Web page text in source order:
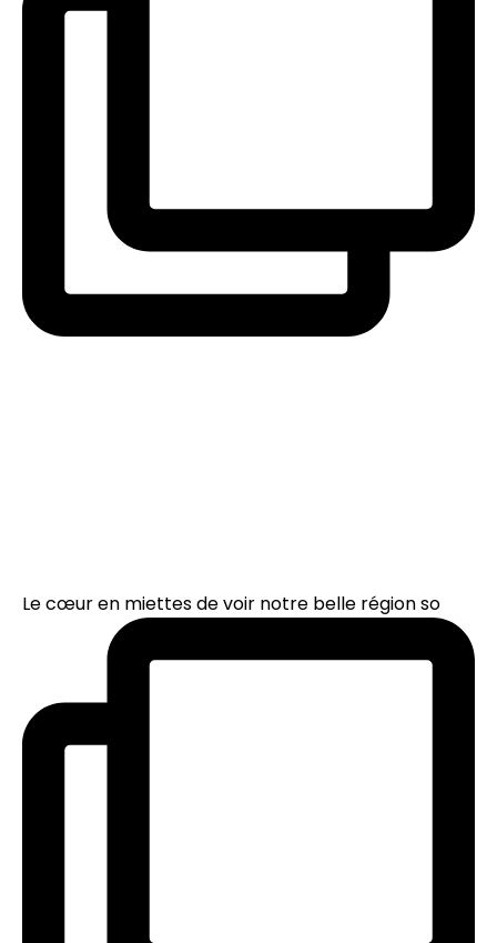
Le cœur en miettes de voir notre belle région so